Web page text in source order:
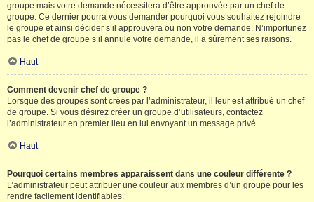
groupe mais votre demande nécessitera d’être approuvée par un chef de
groupe. Ce dernier pourra vous demander pourquoi vous souhaitez rejoindre
le groupe et ainsi décider s’il approuvera ou non votre demande. N’importunez
pas le chef de groupe s’il annule votre demande, il a sûrement ses raisons.
Haut
Comment devenir chef de groupe ?
Lorsque des groupes sont créés par l’administrateur, il leur est attribué un chef
de groupe. Si vous désirez créer un groupe d’utilisateurs, contactez
l’administrateur en premier lieu en lui envoyant un message privé.
Haut
Pourquoi certains membres apparaissent dans une couleur différente ?
L’administrateur peut attribuer une couleur aux membres d’un groupe pour les
rendre facilement identifiables.